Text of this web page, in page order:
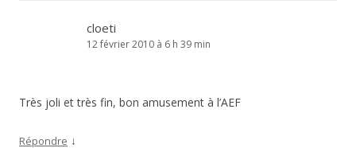
cloeti
12 février 2010 à 6 h 39 min
Très joli et très fin, bon amusement à l’AEF
Répondre ↓